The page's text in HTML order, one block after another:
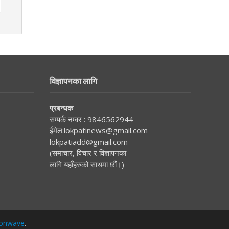
विज्ञापनका लागि
प्रबन्धक
सम्पर्क नम्वर : 9846562944
ईमेल:lokpatinews@gmail.com
lokpatiadd@gmail.com
(समाचार, विचार र विज्ञापनका
लागि यहाँहरुको साथमा छौं।)
.